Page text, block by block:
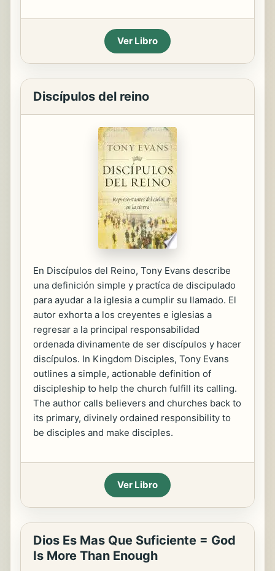
Ver Libro
Discípulos del reino
En Discípulos del Reino, Tony Evans describe
una definición simple y practíca de discipulado
para ayudar a la iglesia a cumplir su llamado. El
autor exhorta a los creyentes e iglesias a
regresar a la principal responsabilidad
ordenada divinamente de ser discípulos y hacer
discípulos. In Kingdom Disciples, Tony Evans
outlines a simple, actionable definition of
discipleship to help the church fulfill its calling.
The author calls believers and churches back to
its primary, divinely ordained responsibility to
be disciples and make disciples.
Ver Libro
Dios Es Mas Que Suficiente = God
Is More Than Enough